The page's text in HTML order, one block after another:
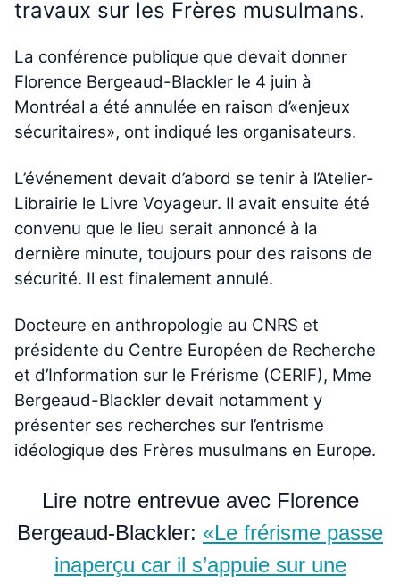
travaux sur les Frères musulmans.
La conférence publique que devait donner
Florence Bergeaud-Blackler le 4 juin à
Montréal a été annulée en raison d’«enjeux
sécuritaires», ont indiqué les organisateurs.
L’événement devait d’abord se tenir à l’Atelier-
Librairie le Livre Voyageur. Il avait ensuite été
convenu que le lieu serait annoncé à la
dernière minute, toujours pour des raisons de
sécurité. Il est finalement annulé.
Docteure en anthropologie au CNRS et
présidente du Centre Européen de Recherche
et d’Information sur le Frérisme (CERIF), Mme
Bergeaud-Blackler devait notamment y
présenter ses recherches sur l’entrisme
idéologique des Frères musulmans en Europe.
Lire notre entrevue avec Florence
Bergeaud-Blackler: «Le frérisme passe
inaperçu car il s’appuie sur une